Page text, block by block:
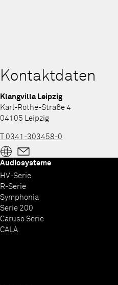
Kontaktdaten
Klangvilla Leipzig
Karl-Rothe-Straße 4
04105 Leipzig
T 0341-303458-0
Audiosysteme
HV-Serie
R-Serie
Symphonia
Serie 200
Caruso Serie
CALA